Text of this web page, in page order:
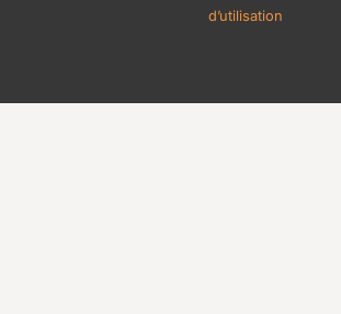
d’utilisation